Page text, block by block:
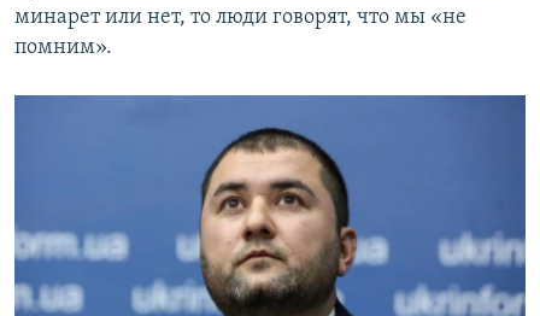
минарет или нет, то люди говорят, что мы «не
помним».